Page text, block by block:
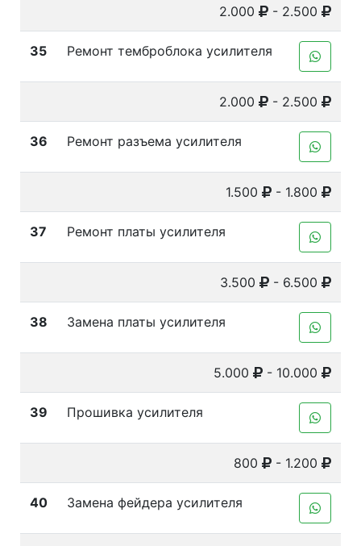
2.000 - 2.500
35 Ремонт темброблока усилителя
2.000 - 2.500
36 Ремонт разъема усилителя
1.500 - 1.800
37 Ремонт платы усилителя
3.500 - 6.500
38 Замена платы усилителя
5.000 - 10.000
39 Прошивка усилителя
800 - 1.200
40 Замена фейдера усилителя